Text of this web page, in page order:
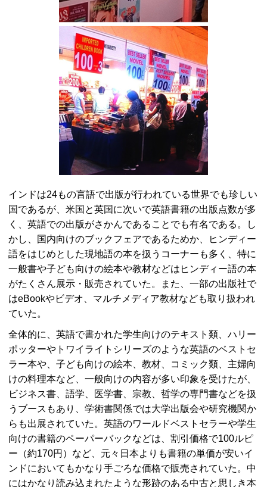
インドは24もの言語で出版が行われている世界でも珍しい
国であるが、米国と英国に次いで英語書籍の出版点数が多
く、英語での出版がさかんであることでも有名である。し
かし、国内向けのブックフェアであるためか、ヒンディー
語をはじめとした現地語の本を扱うコーナーも多く、特に
一般書や子ども向けの絵本や教材などはヒンディー語の本
がたくさん展示・販売されていた。また、一部の出版社で
はeBookやビデオ、マルチメディア教材なども取り扱われ
ていた。
全体的に、英語で書かれた学生向けのテキスト類、ハリー
ポッターやトワイライトシリーズのような英語のベストセ
ラー本や、子ども向けの絵本、教材、コミック類、主婦向
けの料理本など、一般向けの内容が多い印象を受けたが、
ビジネス書、語学、医学書、宗教、哲学の専門書などを扱
うブースもあり、学術書関係では大学出版会や研究機関か
らも出展されていた。英語のワールドベストセラーや学生
向けの書籍のペーパーバックなどは、割引価格で100ルピ
ー（約170円）など、元々日本よりも書籍の単価が安いイ
ンドにおいてもかなり手ごろな価格で販売されていた。中
にはかなり読み込まれたような形跡のある中古と思しき本